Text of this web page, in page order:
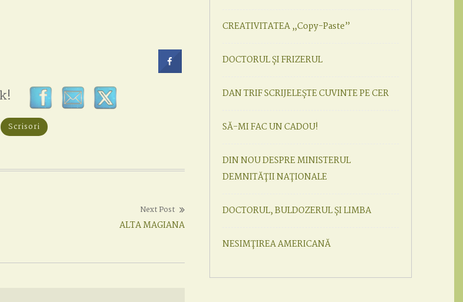
Scrisori
Next Post
Next
ALTA MAGIANA
CREATIVITATEA „Copy-Paste”
DOCTORUL ȘI FRIZERUL
DAN TRIF SCRIJELEȘTE CUVINTE PE CER
SĂ-MI FAC UN CADOU!
DIN NOU DESPRE MINISTERUL
DEMNITĂȚII NAȚIONALE
DOCTORUL, BULDOZERUL ȘI LIMBA
NESIMȚIREA AMERICANĂ